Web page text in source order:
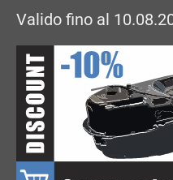
Valido fino al